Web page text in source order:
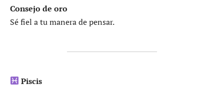
Consejo de oro
Sé fiel a tu manera de pensar.
Piscis